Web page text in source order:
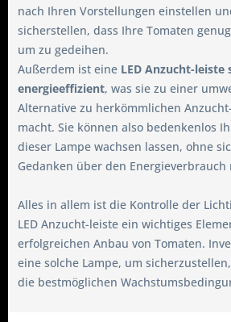
nach Ihren Vorstellungen einstellen
sicherstellen, dass Ihre Tomaten
um zu gedeihen.
Außerdem ist eine LED Anzucht-leiste
energieeffizient, was sie zu einer
Alternative zu herkömmlichen
macht. Sie können also bedenkenlos
dieser Lampe wachsen lassen, ohne
Gedanken über den Energieverbrauch
Alles in allem ist die Kontrolle der
LED Anzucht-leiste ein wichtiges
erfolgreichen Anbau von Tomaten.
eine solche Lampe, um
die bestmöglichen